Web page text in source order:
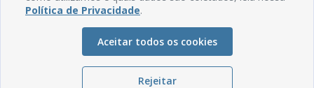
Política de Privacidade.
Aceitar todos os cookies
Rejeitar